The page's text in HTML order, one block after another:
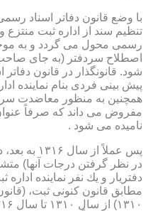
تنظیم سند از اداره ثبت منتزع
رسمی محول می گردد و به
اصطلاح سردفتر (به جای
پیش بینی فردی بنام نماینده
همچنین به منظور معاضدت
مفروض می داند كه صرفاً
نامیده می شود .
پس عملاً
در نظر گرفتن درجات آنها)
دفتریار و یك نفر نماینده
مطابق قانون كنونی ثبت،